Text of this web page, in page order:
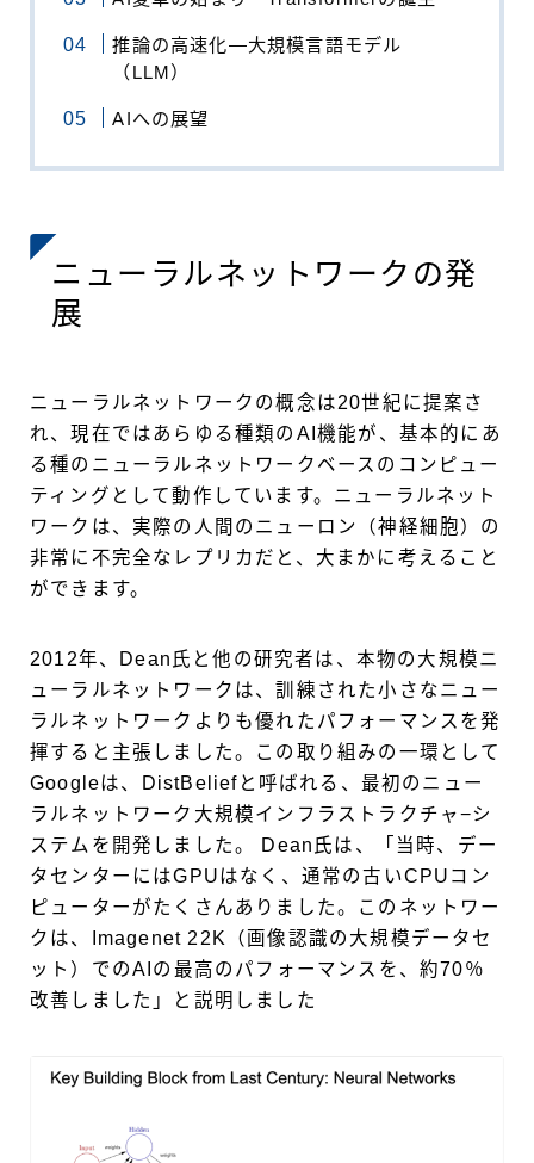
推論の高速化―大規模言語モデル
（LLM）
AIへの展望
ニューラルネットワークの発
展
ニューラルネットワークの概念は20世紀に提案さ
れ、現在ではあらゆる種類のAI機能が、基本的にあ
る種のニューラルネットワークベースのコンピュー
ティングとして動作しています。ニューラルネット
ワークは、実際の人間のニューロン（神経細胞）の
非常に不完全なレプリカだと、大まかに考えること
ができます。
2012年、Dean氏と他の研究者は、本物の大規模ニ
ューラルネットワークは、訓練された小さなニュー
ラルネットワークよりも優れたパフォーマンスを発
揮すると主張しました。この取り組みの一環として
Googleは、DistBeliefと呼ばれる、最初のニュー
ラルネットワーク大規模インフラストラクチャ−シ
ステムを開発しました。 Dean氏は、「当時、デー
タセンターにはGPUはなく、通常の古いCPUコン
ピューターがたくさんありました。このネットワー
クは、Imagenet 22K（画像認識の大規模データセ
ット）でのAIの最高のパフォーマンスを、約70％
改善しました」と説明しました